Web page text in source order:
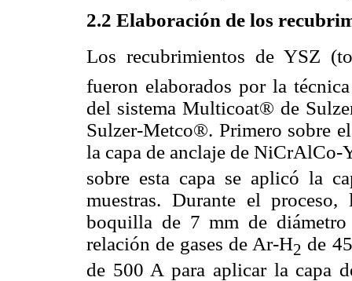
2.2 Elaboración de los
Los recubrimientos de YSZ
fueron elaborados por la
del sistema Multicoat® de
Sulzer-Metco®. Primero sobre
la capa de anclaje de NiCrAlCo-
sobre esta capa se aplicó la
muestras. Durante el
boquilla de 7 mm de
relación de gases de Ar-H2 de
de 500 A para aplicar la capa